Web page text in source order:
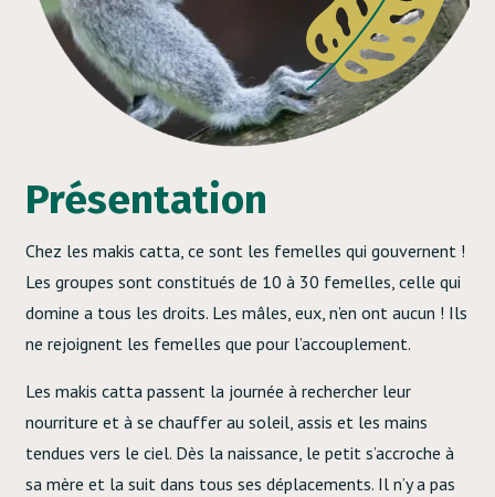
Présentation
Chez les makis catta, ce sont les femelles qui gouvernent !
Les groupes sont constitués de 10 à 30 femelles, celle qui
domine a tous les droits. Les mâles, eux, n’en ont aucun ! Ils
ne rejoignent les femelles que pour l’accouplement.
Les makis catta passent la journée à rechercher leur
nourriture et à se chauffer au soleil, assis et les mains
tendues vers le ciel. Dès la naissance, le petit s’accroche à
sa mère et la suit dans tous ses déplacements. Il n’y a pas